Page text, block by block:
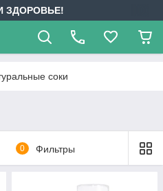
ЗДОРОВЬЕ!
соки
0 Фильтры